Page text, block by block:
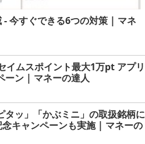
今すぐできる6つの対策 | マネ
イムスポイント最大1万pt アプリ
ーン | マネーの達人
タッ」「かぶミニ」の取扱銘柄に
キャンペーンも実施 | マネーの